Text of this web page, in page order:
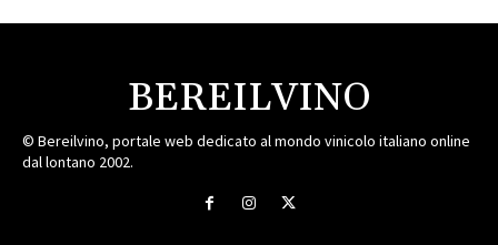
BEREILVINO
© Bereilvino, portale web dedicato al mondo vinicolo italiano online
dal lontano 2002.